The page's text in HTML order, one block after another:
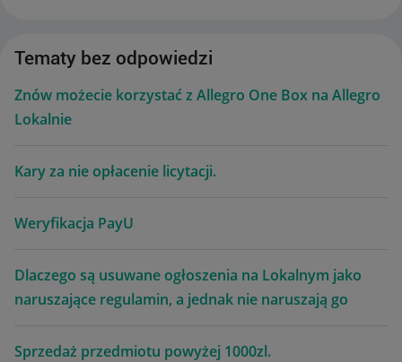
Tematy bez odpowiedzi
Znów możecie korzystać z Allegro One Box na Allegro
Lokalnie
Kary za nie opłacenie licytacji.
Weryfikacja PayU
Dlaczego są usuwane ogłoszenia na Lokalnym jako
naruszające regulamin, a jednak nie naruszają go
Sprzedaż przedmiotu powyżej 1000zl.